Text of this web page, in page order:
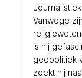
Vanwege
is hij
geopolitiek
zoekt hij